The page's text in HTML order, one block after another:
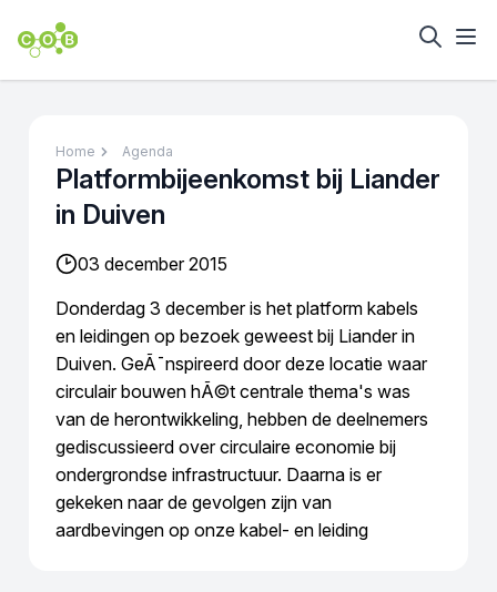
Home Agenda
Platformbijeenkomst bij Liander
in Duiven
03 december 2015
Donderdag 3 december is het platform kabels
en leidingen op bezoek geweest bij Liander in
Duiven. GeÃ¯nspireerd door deze locatie waar
circulair bouwen hÃ©t centrale thema's was
van de herontwikkeling, hebben de deelnemers
gediscussieerd over circulaire economie bij
ondergrondse infrastructuur. Daarna is er
gekeken naar de gevolgen zijn van
aardbevingen op onze kabel- en leiding